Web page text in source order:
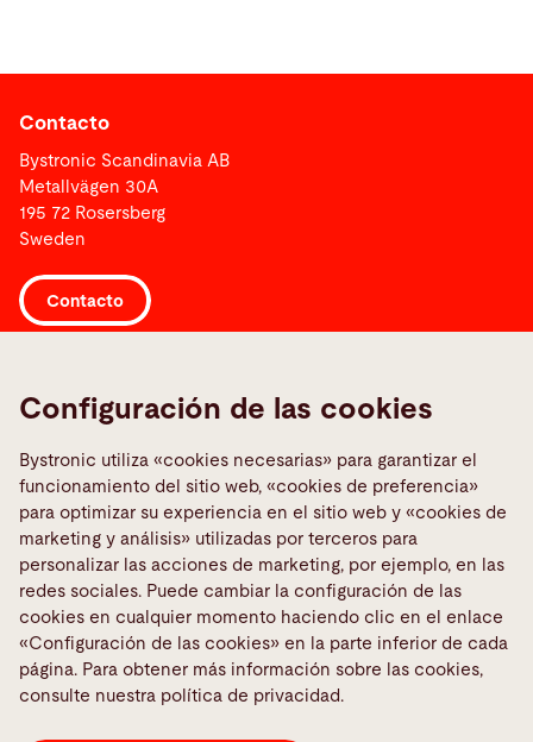
Contacto
Bystronic Scandinavia AB
Metallvägen 30A
195 72 Rosersberg
Sweden
Contacto
Informar sobre una averia
Media Center
Quality policies
TeamViewer
Medios sociales
Configuración de las cookies
Bystronic utiliza «cookies necesarias» para garantizar el
funcionamiento del sitio web, «cookies de preferencia»
para optimizar su experiencia en el sitio web y «cookies de
marketing y análisis» utilizadas por terceros para
personalizar las acciones de marketing, por ejemplo, en las
redes sociales. Puede cambiar la configuración de las
cookies en cualquier momento haciendo clic en el enlace
«Configuración de las cookies» en la parte inferior de cada
página. Para obtener más información sobre las cookies,
consulte nuestra política de privacidad.